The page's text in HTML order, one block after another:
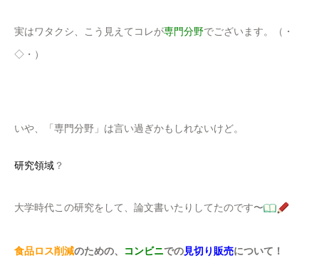
実はワタクシ、こう見えてコレが専門分野でございます。（・
◇・）
いや、「専門分野」は言い過ぎかもしれないけど。
研究領域 ？
大学時代この研究をして、論文書いたりしてたのです〜
食品ロス削減のための、 コンビニでの見切り販売について！